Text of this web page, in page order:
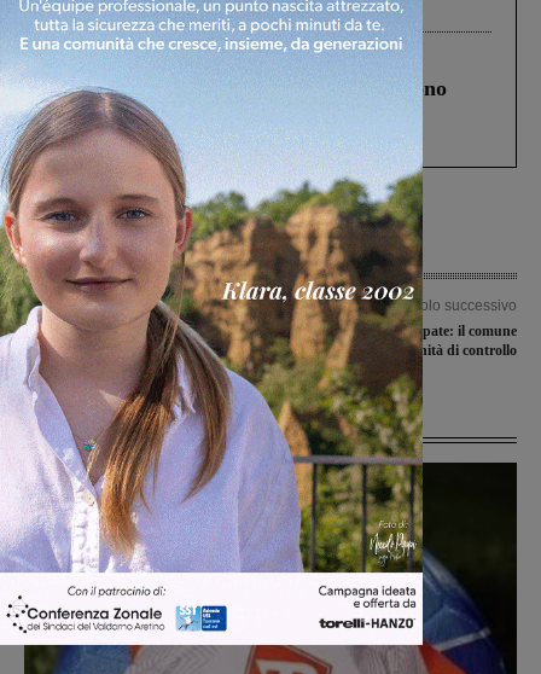
Levane nel 2020
Cronaca 4 Agosto 2026
Un anno fa la strage in A1 in cui morirono
Gianni, Giulia e Franco. Lo schianto, il
processo, lo stop ai sorpassi fra tir....
Articolo precedente
Lavori Enel per il miglioramento del
servizio in centro storico
Articolo successivo
Dodici società partecipate: il comune
istituisce una unità di controllo
Ultime Notizie